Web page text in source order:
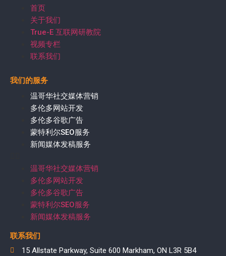
首页
关于我们
True-E 互联网研教院
视频专栏
联系我们
我们的服务
温哥华社交媒体营销
多伦多网站开发
多伦多谷歌广告
蒙特利尔SEO服务
新闻媒体发稿服务
温哥华社交媒体营销
多伦多网站开发
多伦多谷歌广告
蒙特利尔SEO服务
新闻媒体发稿服务
联系我们
15 Allstate Parkway, Suite 600 Markham, ON L3R 5B4